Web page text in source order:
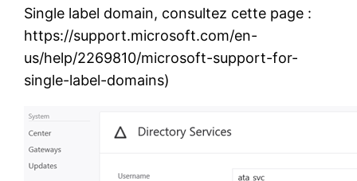
Single label domain, consultez cette page :
https://support.microsoft.com/en-
us/help/2269810/microsoft-support-for-
single-label-domains)